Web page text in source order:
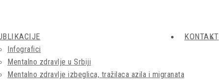
Infografici
Mentalno zdravlje u Srbiji
Mentalno zdravlje izbeglica, tražilaca azila i migranata
KONTAKT